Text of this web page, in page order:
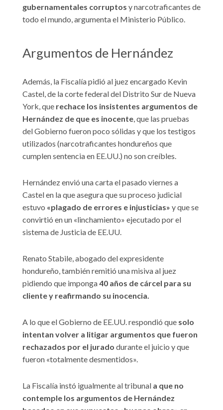
gubernamentales corruptos y narcotraficantes de
todo el mundo, argumenta el Ministerio Público.
Argumentos de Hernández
Además, la Fiscalía pidió al juez encargado Kevin
Castel, de la corte federal del Distrito Sur de Nueva
York, que rechace los insistentes argumentos de
Hernández de que es inocente, que las pruebas
del Gobierno fueron poco sólidas y que los testigos
utilizados (narcotraficantes hondureños que
cumplen sentencia en EE.UU.) no son creíbles.
Hernández envió una carta el pasado viernes a
Castel en la que asegura que su proceso judicial
estuvo «plagado de errores e injusticias» y que se
convirtió en un «linchamiento» ejecutado por el
sistema de Justicia de EE.UU.
Renato Stabile, abogado del expresidente
hondureño, también remitió una misiva al juez
pidiendo que imponga40 años de cárcel para su
cliente y reafirmando su inocencia.
A lo que el Gobierno de EE.UU. respondió que solo
intentan volver a litigar argumentos que fueron
rechazados por el jurado durante el juicio y que
fueron «totalmente desmentidos».
La Fiscalía instó igualmente al tribunal a que no
contemple los argumentos de Hernández